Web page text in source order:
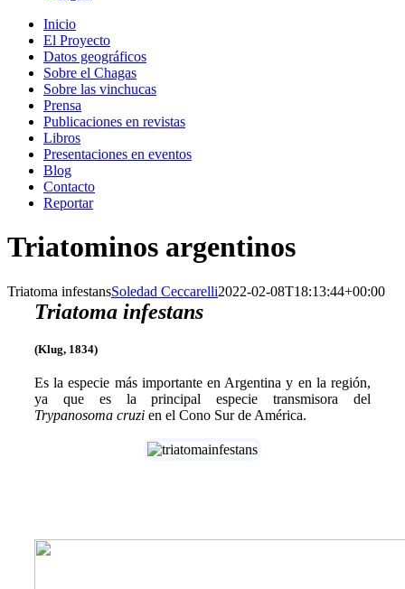
Inicio
El Proyecto
Datos geográficos
Sobre el Chagas
Sobre las vinchucas
Prensa
Publicaciones en revistas
Libros
Presentaciones en eventos
Blog
Contacto
Reportar
Triatominos argentinos
Triatoma infestansSoledad Ceccarelli2022-02-08T18:13:44+00:00
Triatoma infestans
(Klug, 1834)
Es la especie más importante en Argentina y en la región,
ya que es la principal especie transmisora del
Trypanosoma cruzien el Cono Sur de América.